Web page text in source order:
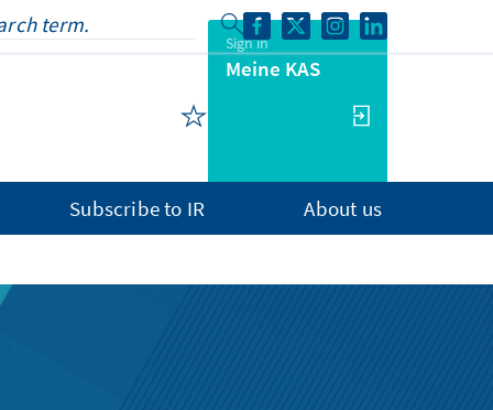
Sign in
Meine KAS
Subscribe to IR About us